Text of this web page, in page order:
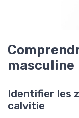
masculine
Identifier les
calvitie